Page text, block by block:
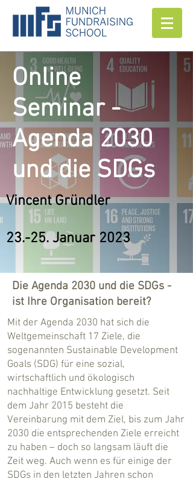
Online
Seminar -
Agenda 2030
und die SDGs
Vincent Gründler
23.-25. Januar 2023
Die Agenda 2030 und die SDGs -
ist Ihre Organisation bereit?
Mit der Agenda 2030 hat sich die
Weltgemeinschaft 17 Ziele, die
sogenannten Sustainable Development
Goals (SDG) für eine sozial,
wirtschaftlich und ökologisch
nachhaltige Entwicklung gesetzt. Seit
dem Jahr 2015 besteht die
Vereinbarung mit dem Ziel, bis zum Jahr
2030 die entsprechenden Ziele erreicht
zu haben – doch so langsam läuft die
Zeit weg. Auch wenn es für einige der
SDGs in den letzten Jahren schon